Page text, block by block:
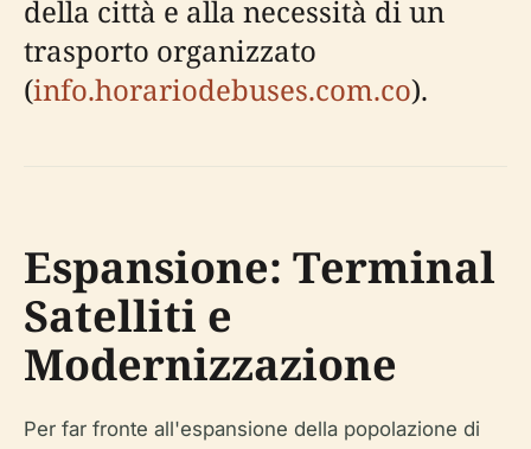
della città e alla necessità di un
trasporto organizzato
(info.horariodebuses.com.co).
Espansione: Terminal
Satelliti e
Modernizzazione
Per far fronte all'espansione della popolazione di